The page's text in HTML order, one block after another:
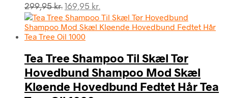
299,95kr. Den
oprindelige
pris
var:
169,95 kr.
aktuelle
pris
Tea Tree Shampoo Til Skæl Tør
Hovedbund Shampoo Mod Skæl
Kløende Hovedbund Fedtet Hår Tea